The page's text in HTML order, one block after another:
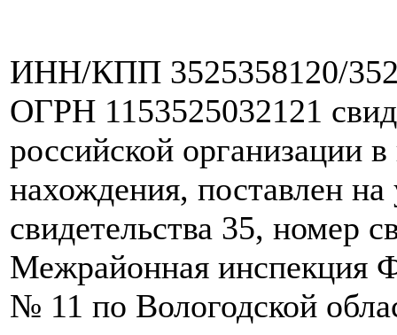
ИНН/КПП 3525358120/
ОГРН 1153525032121
российской организации
нахождения, поставлен
свидетельства 35, номер
Межрайонная инспекция
№ 11 по Вологодской